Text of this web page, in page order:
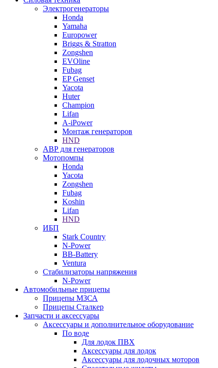
Электрогенераторы
Honda
Yamaha
Europower
Briggs & Stratton
Zongshen
EVOline
Fubag
EP Genset
Yacota
Huter
Champion
Lifan
A-iPower
Монтаж генераторов
HND
АВР для генераторов
Мотопомпы
Honda
Yacota
Zongshen
Fubag
Koshin
Lifan
HND
ИБП
Stark Country
N-Power
BB-Battery
Ventura
Стабилизаторы напряжения
N-Power
Автомобильные прицепы
Прицепы МЗСА
Прицепы Сталкер
Запчасти и аксессуары
Аксессуары и дополнительное оборудование
По воде
Для лодок ПВХ
Аксессуары для лодок
Аксессуары для лодочных моторов